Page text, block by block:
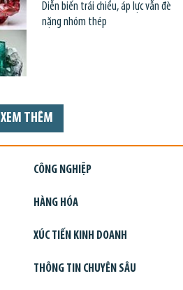
Diễn biến trái chiều, áp lực vẫn đè
nặng nhóm thép
XEM THÊM
CÔNG NGHIỆP
HÀNG HÓA
XÚC TIẾN KINH DOANH
THÔNG TIN CHUYÊN SÂU